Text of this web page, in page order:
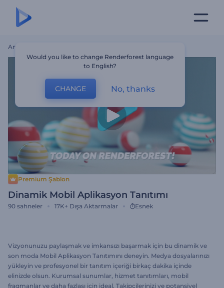
Ana Sayfa
Premium Şablon
Dinamik Mobil Aplikasyon Tanıtımı
90 sahneler 17K+ Dışa Aktarmalar Esnek
Vizyonunuzu paylaşmak ve imkansızı başarmak için bu dinamik ve
son moda Mobil Aplikasyon Tanıtımını deneyin. Medya dosyalarınızı
yükleyin ve profesyonel bir tanıtım içeriği birkaç dakika içinde
elinizde olsun. Kurumsal sunumlar, hizmet tanıtımları, mobil
fragmanlar ve daha fazlası için ideal. Takipçilerinizi ve potansiyel
Would you like to change Renderforest language
to English?
CHANGE No, thanks